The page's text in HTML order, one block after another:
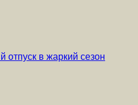
в жаркий сезон